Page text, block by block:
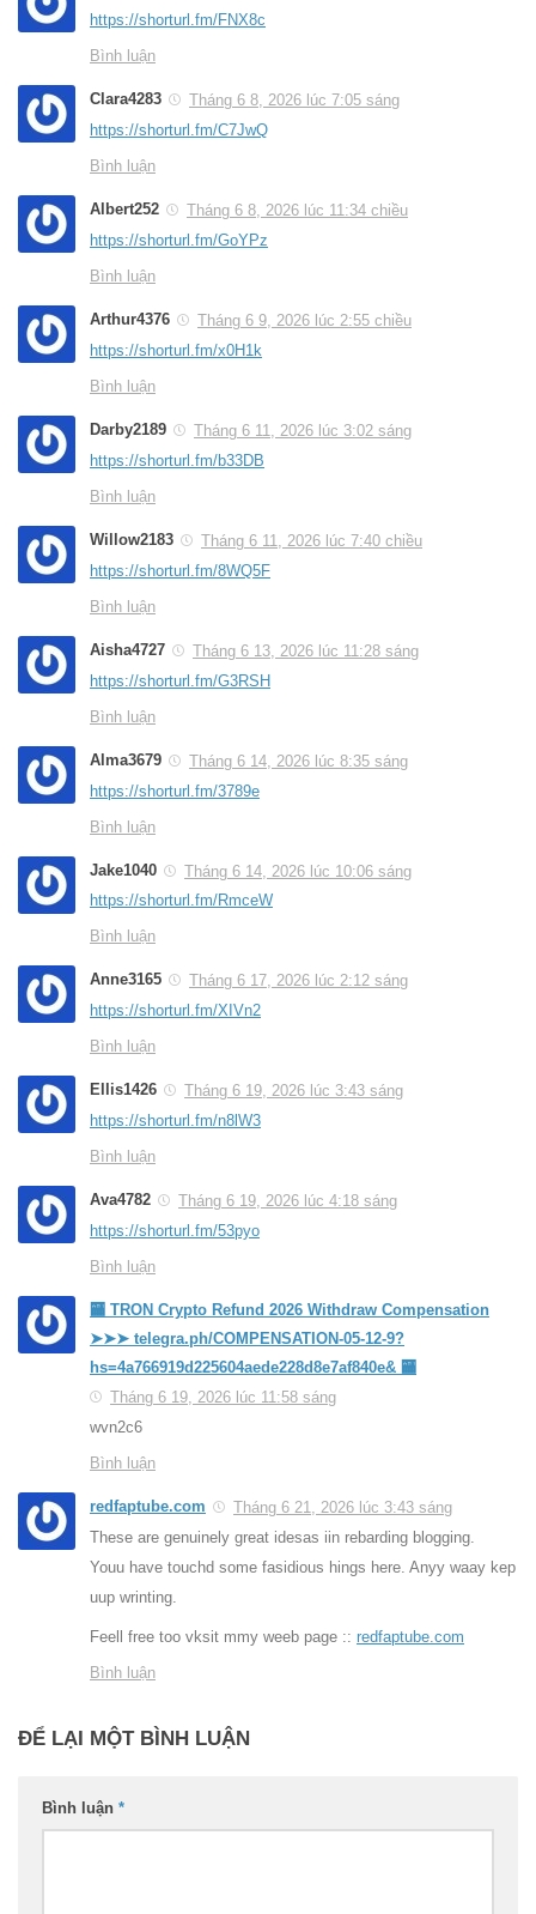
https://shorturl.fm/FNX8c
Bình luận
Clara4283
Tháng 6 8, 2026 lúc 7:05 sáng
https://shorturl.fm/C7JwQ
Bình luận
Albert252
Tháng 6 8, 2026 lúc 11:34 chiều
https://shorturl.fm/GoYPz
Bình luận
Arthur4376
Tháng 6 9, 2026 lúc 2:55 chiều
https://shorturl.fm/x0H1k
Bình luận
Darby2189
Tháng 6 11, 2026 lúc 3:02 sáng
https://shorturl.fm/b33DB
Bình luận
Willow2183
Tháng 6 11, 2026 lúc 7:40 chiều
https://shorturl.fm/8WQ5F
Bình luận
Aisha4727
Tháng 6 13, 2026 lúc 11:28 sáng
https://shorturl.fm/G3RSH
Bình luận
Alma3679
Tháng 6 14, 2026 lúc 8:35 sáng
https://shorturl.fm/3789e
Bình luận
Jake1040
Tháng 6 14, 2026 lúc 10:06 sáng
https://shorturl.fm/RmceW
Bình luận
Anne3165
Tháng 6 17, 2026 lúc 2:12 sáng
https://shorturl.fm/XIVn2
Bình luận
Ellis1426
Tháng 6 19, 2026 lúc 3:43 sáng
https://shorturl.fm/n8lW3
Bình luận
Ava4782
Tháng 6 19, 2026 lúc 4:18 sáng
https://shorturl.fm/53pyo
Bình luận
🏧 TRON Crypto Refund 2026 Withdraw Compensation
➤➤➤ telegra.ph/COMPENSATION-05-12-9?
hs=4a766919d225604aede228d8e7af840e& 🏧
Tháng 6 19, 2026 lúc 11:58 sáng
wvn2c6
Bình luận
redfaptube.com
Tháng 6 21, 2026 lúc 3:43 sáng
These are genuinely great idesas iin rebarding blogging.
Youu have touchd some fasidious hings here. Anyy waay kep
uup wrinting.
Feell free too vksit mmy weeb page :: redfaptube.com
Bình luận
ĐỂ LẠI MỘT BÌNH LUẬN
Bình luận *